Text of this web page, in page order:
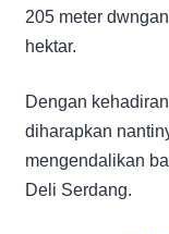
205 meter
hektar.
Dengan
diharapkan
mengendalikan
Deli Serdang.